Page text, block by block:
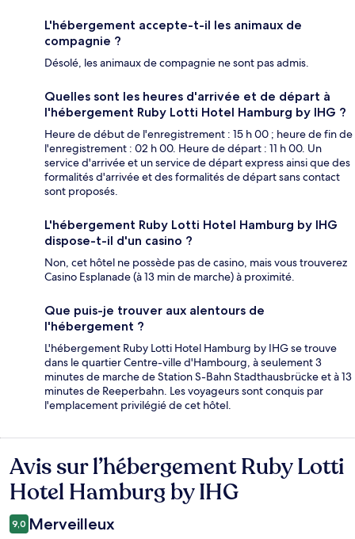
L'hébergement accepte-t-il les animaux de
compagnie ?
Désolé, les animaux de compagnie ne sont pas admis.
Quelles sont les heures d'arrivée et de départ à
l'hébergement Ruby Lotti Hotel Hamburg by IHG ?
Heure de début de l'enregistrement : 15 h 00 ; heure de fin de
l'enregistrement : 02 h 00. Heure de départ : 11 h 00. Un
service d'arrivée et un service de départ express ainsi que des
formalités d'arrivée et des formalités de départ sans contact
sont proposés.
L'hébergement Ruby Lotti Hotel Hamburg by IHG
dispose-t-il d'un casino ?
Non, cet hôtel ne possède pas de casino, mais vous trouverez
Casino Esplanade (à 13 min de marche) à proximité.
Que puis-je trouver aux alentours de
l'hébergement ?
L'hébergement Ruby Lotti Hotel Hamburg by IHG se trouve
dans le quartier Centre-ville d'Hambourg, à seulement 3
minutes de marche de Station S-Bahn Stadthausbrücke et à 13
minutes de Reeperbahn. Les voyageurs sont conquis par
l'emplacement privilégié de cet hôtel.
Avis
Avis sur l’hébergement Ruby Lotti
Hotel Hamburg by IHG
9,0 Merveilleux